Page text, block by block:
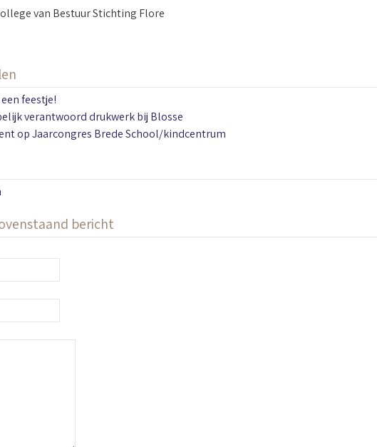
van Bestuur Stichting Flore
feestje!
verantwoord drukwerk bij Blosse
op Jaarcongres Brede School/kindcentrum
bericht